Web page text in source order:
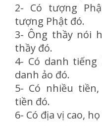
2- Có tượng
tượng Phật đó.
3- Ông thầy nói
thầy đó.
4- Có danh
danh ảo đó.
5- Có nhiều
tiền đó.
6- Có địa vị cao,